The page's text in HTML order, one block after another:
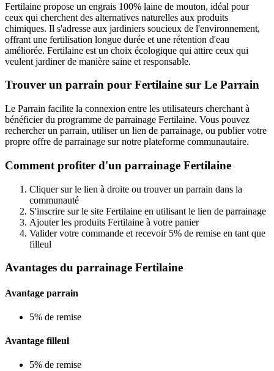
Fertilaine propose un engrais 100% laine de mouton, idéal pour
ceux qui cherchent des alternatives naturelles aux produits
chimiques. Il s'adresse aux jardiniers soucieux de l'environnement,
offrant une fertilisation longue durée et une rétention d'eau
améliorée. Fertilaine est un choix écologique qui attire ceux qui
veulent jardiner de manière saine et responsable.
Trouver un parrain pour Fertilaine sur Le Parrain
Le Parrain facilite la connexion entre les utilisateurs cherchant à
bénéficier du programme de parrainage Fertilaine. Vous pouvez
rechercher un parrain, utiliser un lien de parrainage, ou publier votre
propre offre de parrainage sur notre plateforme communautaire.
Comment profiter d'un parrainage Fertilaine
Cliquer sur le lien à droite ou trouver un parrain dans la
communauté
S'inscrire sur le site Fertilaine en utilisant le lien de parrainage
Ajouter les produits Fertilaine à votre panier
Valider votre commande et recevoir 5% de remise en tant que
filleul
Avantages du parrainage Fertilaine
Avantage parrain
5% de remise
Avantage filleul
5% de remise